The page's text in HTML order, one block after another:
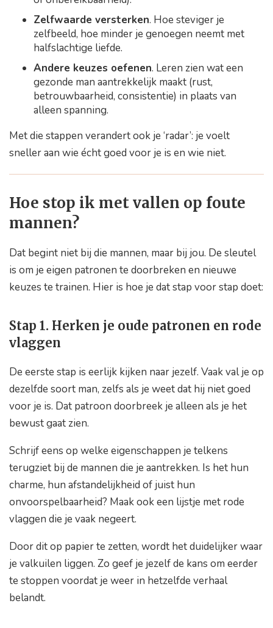
Zelfwaarde versterken. Hoe steviger je
zelfbeeld, hoe minder je genoegen neemt met
halfslachtige liefde.
Andere keuzes oefenen. Leren zien wat een
gezonde man aantrekkelijk maakt (rust,
betrouwbaarheid, consistentie) in plaats van
alleen spanning.
Met die stappen verandert ook je ‘radar’: je voelt
sneller aan wie écht goed voor je is en wie niet.
Hoe stop ik met vallen op foute
mannen?
Dat begint niet bij die mannen, maar bij jou. De sleutel
is om je eigen patronen te doorbreken en nieuwe
keuzes te trainen. Hier is hoe je dat stap voor stap doet:
Stap 1. Herken je oude patronen en rode
vlaggen
De eerste stap is eerlijk kijken naar jezelf. Vaak val je op
dezelfde soort man, zelfs als je weet dat hij niet goed
voor je is. Dat patroon doorbreek je alleen als je het
bewust gaat zien.
Schrijf eens op welke eigenschappen je telkens
terugziet bij de mannen die je aantrekken. Is het hun
charme, hun afstandelijkheid of juist hun
onvoorspelbaarheid? Maak ook een lijstje met rode
vlaggen die je vaak negeert.
Door dit op papier te zetten, wordt het duidelijker waar
je valkuilen liggen. Zo geef je jezelf de kans om eerder
te stoppen voordat je weer in hetzelfde verhaal
belandt.